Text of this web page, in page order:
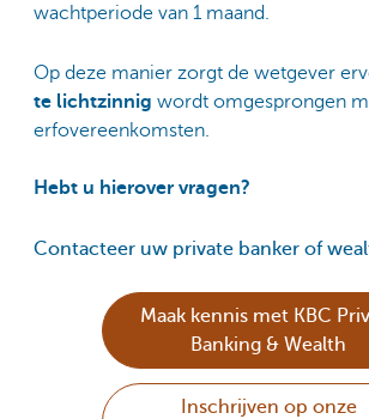
wachtperiode van 1 maand.
Op deze manier zorgt de wetgever
te lichtzinnig wordt omgesprongen
erfovereenkomsten.
Hebt u hierover vragen?
Contacteer uw private banker of
Maak kennis met KBC
Banking & Wealth
Inschrijven op onze